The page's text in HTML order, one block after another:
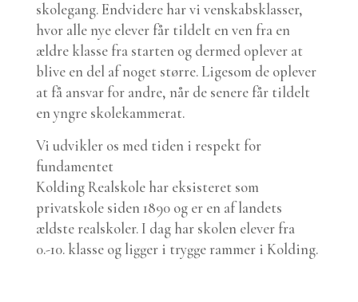
skolegang. Endvidere har vi venskabsklasser,
hvor alle nye elever får tildelt en ven fra en
ældre klasse fra starten og dermed oplever at
blive en del af noget større. Ligesom de oplever
at få ansvar for andre, når de senere får tildelt
en yngre skolekammerat.
Vi udvikler os med tiden i respekt for
fundamentet
Kolding Realskole har eksisteret som
privatskole siden 1890 og er en af landets
ældste realskoler. I dag har skolen elever fra
0.-10. klasse og ligger i trygge rammer i Kolding.